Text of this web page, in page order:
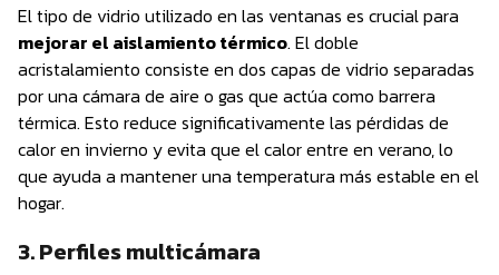
El tipo de vidrio utilizado en las ventanas es crucial para
mejorar el aislamiento térmico. El doble
acristalamiento consiste en dos capas de vidrio separadas
por una cámara de aire o gas que actúa como barrera
térmica. Esto reduce significativamente las pérdidas de
calor en invierno y evita que el calor entre en verano, lo
que ayuda a mantener una temperatura más estable en el
hogar.
3. Perfiles multicámara